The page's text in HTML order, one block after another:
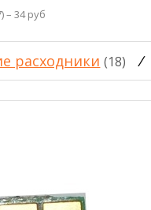
– 34 руб
расходники (18) /